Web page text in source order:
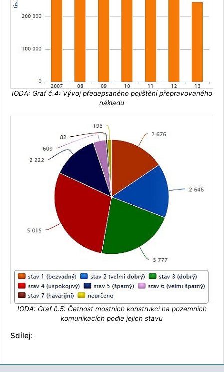
IODA: Graf č.4: Vývoj předepsaného pojištění přepravovaného
nákladu
IODA: Graf č.5: Četnost mostních konstrukcí na pozemních
komunikacích podle jejich stavu
Sdílej: